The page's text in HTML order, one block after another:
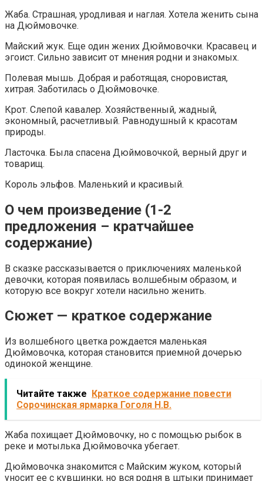
Жаба. Страшная, уродливая и наглая. Хотела женить сына
на Дюймовочке.
Майский жук. Еще один жених Дюймовочки. Красавец и
эгоист. Сильно зависит от мнения родни и знакомых.
Полевая мышь. Добрая и работящая, сноровистая,
хитрая. Заботилась о Дюймовочке.
Крот. Слепой кавалер. Хозяйственный, жадный,
экономный, расчетливый. Равнодушный к красотам
природы.
Ласточка. Была спасена Дюймовочкой, верный друг и
товарищ.
Король эльфов. Маленький и красивый.
О чем произведение (1-2
предложения – кратчайшее
содержание)
В сказке рассказывается о приключениях маленькой
девочки, которая появилась волшебным образом, и
которую все вокруг хотели насильно женить.
Сюжет — краткое содержание
Из волшебного цветка рождается маленькая
Дюймовочка, которая становится приемной дочерью
одинокой женщине.
Читайте также
Краткое содержание повести
Сорочинская ярмарка Гоголя Н.В.
Жаба похищает Дюймовочку, но с помощью рыбок в
реке и мотылька Дюймовочка убегает.
Дюймовочка знакомится с Майским жуком, который
уносит ее с кувшинки, но вся родня в штыки принимает